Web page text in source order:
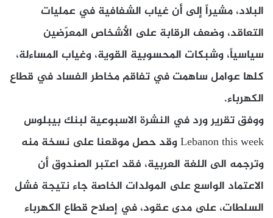
البلاد، مشيراً إلى أن غياب الشفافية في عمليات
التعاقد، وضعف الرقابة على الأشخاص المعرّضين
سياسياً، وشبكات المحسوبية القوية، وغياب المساءلة،
كلها عوامل ساهمت في تفاقم مخاطر الفساد في قطاع
الكهرباء.
ووفق تقرير ورد في النشرة الاسبوعية لبنك بيبلوس
Lebanon this week وقد حصل موقعنا على نسخة منه
وترجمه الى اللغة العربية، فقد اعتبر الصندوق أن
الاعتماد الواسع على المولدات الخاصة جاء نتيجة فشل
السلطات، على مدى عقود، في إصلاح قطاع الكهرباء